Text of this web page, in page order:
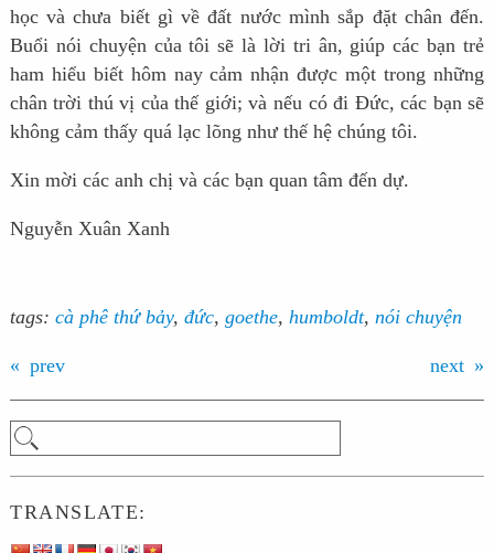
học và chưa biết gì về đất nước mình sắp đặt chân đến.
Buổi nói chuyện của tôi sẽ là lời tri ân, giúp các bạn trẻ
ham hiểu biết hôm nay cảm nhận được một trong những
chân trời thú vị của thế giới; và nếu có đi Đức, các bạn sẽ
không cảm thấy quá lạc lõng như thế hệ chúng tôi.
Xin mời các anh chị và các bạn quan tâm đến dự.
Nguyễn Xuân Xanh
tags: cà phê thứ bảy, đức, goethe, humboldt, nói chuyện
prev next
TRANSLATE: